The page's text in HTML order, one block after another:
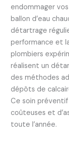
endommager
ballon d’eau
détartrage
performance et
plombiers
réalisent un
des méthodes
dépôts de
Ce soin
coûteuses et
toute l’année.